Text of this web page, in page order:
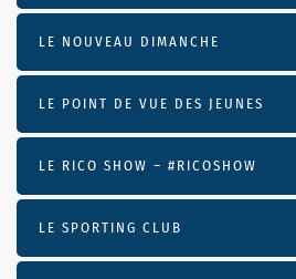
LE NOUVEAU DIMANCHE
LE POINT DE VUE DES JEUNES
LE RICO SHOW – #RICOSHOW
LE SPORTING CLUB